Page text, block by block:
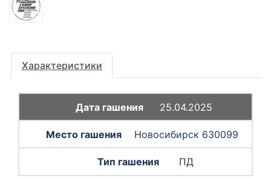
Характеристики
25.04.2025
Новосибирск 630099
ПД